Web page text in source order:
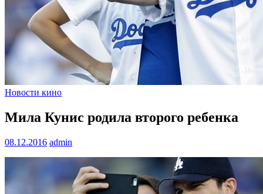
Новости кино
Мила Кунис родила второго ребенка
08.12.2016 admin